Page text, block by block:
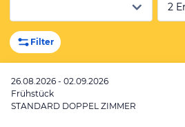
2
Filter
26.08.2026 - 02.09.2026
Frühstück
STANDARD DOPPEL ZIMMER